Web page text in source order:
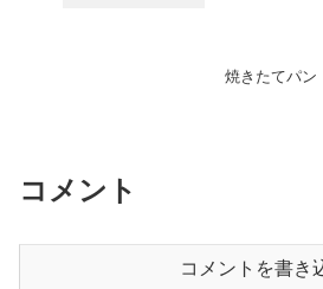
焼きたてパン
コメント
コメントを書き